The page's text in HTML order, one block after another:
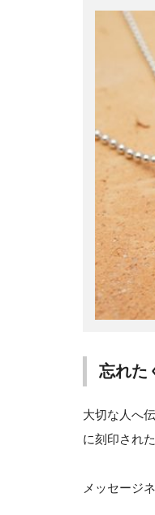
忘れた
大切な人へ
に刻印され
メッセージ